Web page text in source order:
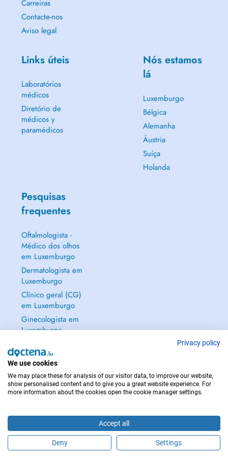
Faça uma marcação online
Carreiras
Contacte-nos
Aviso legal
Links úteis
Laboratórios
médicos
Diretório de
médicos y
paramédicos
Nós estamos
lá
Luxemburgo
Bélgica
Alemanha
Áustria
Suíça
Holanda
Pesquisas
frequentes
Oftalmologista -
Médico dos olhos
em Luxemburgo
Dermatologista em
Luxemburgo
Clínico geral (CG)
em Luxemburgo
Ginecologista em
Luxemburgo
EM CASO DE EMERGÊNCIA, CONTACTE : 112
Privacy policy
We use cookies
We may place these for analysis of our visitor data, to improve our website,
show personalised content and to give you a great website experience. For
more information about the cookies open the cookie manager settings.
Accept all
Deny Settings